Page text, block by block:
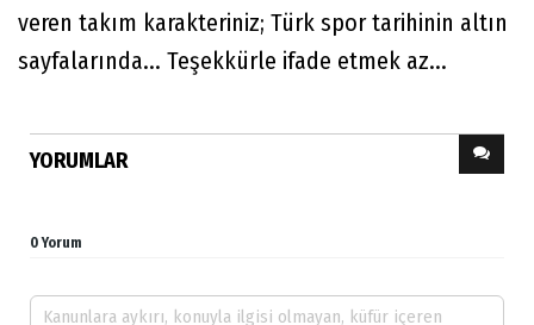
veren takım karakteriniz; Türk spor tarihinin altın
sayfalarında... Teşekkürle ifade etmek az...
YORUMLAR
0 Yorum